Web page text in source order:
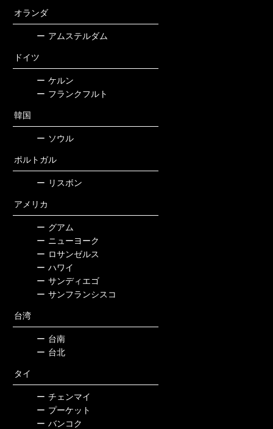
オランダ
ー アムステルダム
ドイツ
ー ケルン
ー フランクフルト
韓国
ー ソウル
ポルトガル
ー リスボン
アメリカ
ー グアム
ー ニューヨーク
ー ロサンゼルス
ー ハワイ
ー サンディエゴ
ー サンフランシスコ
台湾
ー 台南
ー 台北
タイ
ー チェンマイ
ー プーケット
ー バンコク